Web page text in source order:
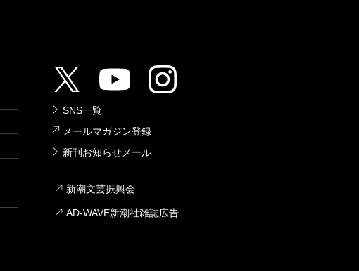
SNS一覧
メールマガジン登録
新刊お知らせメール
新潮文芸振興会
AD-WAVE新潮社雑誌広告